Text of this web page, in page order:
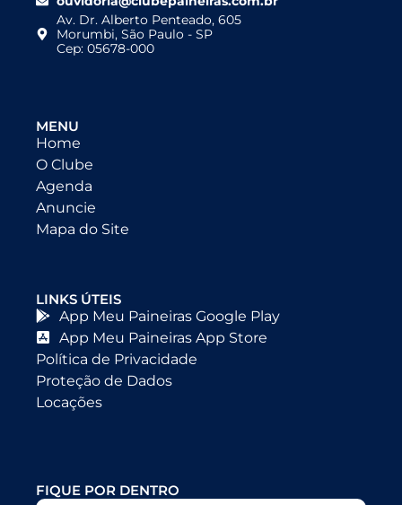
Av. Dr. Alberto Penteado, 605
Morumbi, São Paulo - SP
Cep: 05678-000
MENU
Home
O Clube
Agenda
Anuncie
Mapa do Site
LINKS ÚTEIS
App Meu Paineiras Google Play
App Meu Paineiras App Store
Política de Privacidade
Proteção de Dados
Locações
FIQUE POR DENTRO